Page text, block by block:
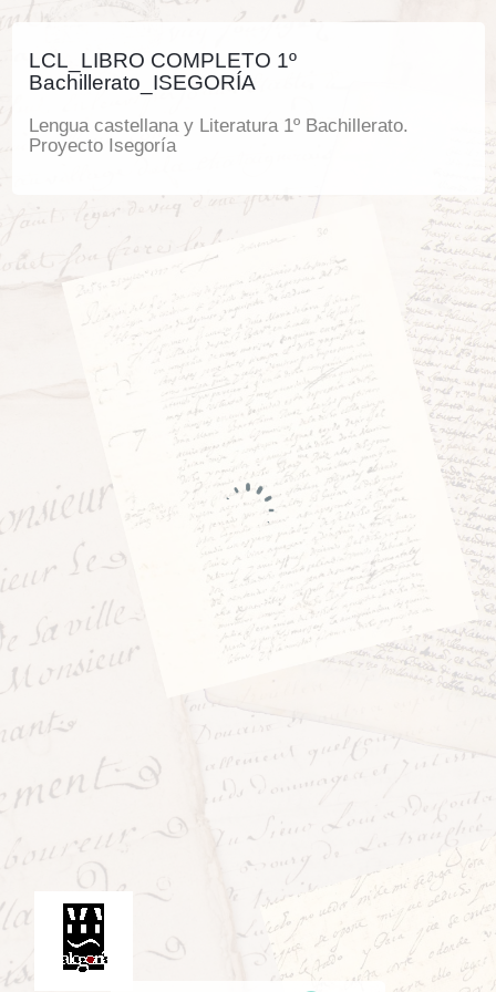
LCL_LIBRO COMPLETO 1º
Bachillerato_ISEGORÍA
Lengua castellana y Literatura 1º Bachillerato.
Proyecto Isegoría